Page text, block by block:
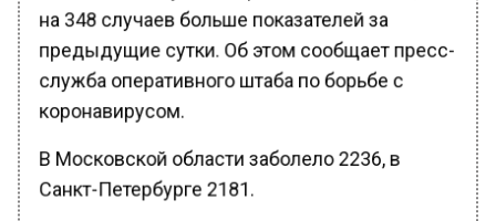
на 348 случаев больше показателей за
предыдущие сутки. Об этом сообщает пресс-
служба оперативного штаба по борьбе с
коронавирусом.
В Московской области заболело 2236, в
Санкт-Петербурге 2181.